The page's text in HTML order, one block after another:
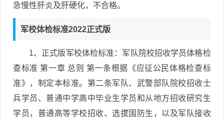
急慢性肝炎及肝硬化，不合格。
军校体检标准2022正式版
1、正式版军校体检标准：军队院校招收学员体格检
查标准 第一章 总则 第一条根据《应征公民体格检查标
准》，制定本标准。第二条军队、武警部队院校招收士
兵学员、普通中学高中毕业生学员和从地方招收研究生
学员，普通高等学校招收、选拔国防生，以及军队接收